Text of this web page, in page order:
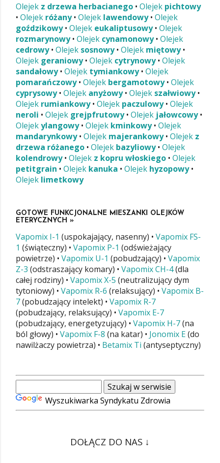
Olejek z drzewa herbacianego • Olejek pichtowy
• Olejek różany• Olejek lawendowy• Olejek
goździkowy• Olejek eukaliptusowy• Olejek
rozmarynowy• Olejek cynamonowy• Olejek
cedrowy• Olejek sosnowy• Olejek miętowy•
Olejek geraniowy• Olejek cytrynowy• Olejek
sandałowy• Olejek tymiankowy• Olejek
pomarańczowy• Olejek bergamotowy• Olejek
cyprysowy• Olejek anyżowy• Olejek szałwiowy•
Olejek rumiankowy• Olejek paczulowy• Olejek
neroli • Olejek grejpfrutowy• Olejek jałowcowy•
Olejekylangowy• Olejek kminkowy• Olejek
mandarynkowy• Olejek majerankowy• Olejek z
drzewa różanego • Olejek bazyliowy• Olejek
kolendrowy• Olejek z kopru włoskiego • Olejek
petitgrain • Olejek kanuka • Olejek hyzopowy•
Olejek limetkowy
GOTOWE FUNKCJONALNE MIESZANKI OLEJKÓW
ETERYCZNYCH »
Vapomix I-1 (uspokajający, nasenny) • Vapomix FS-
1 (świąteczny) • Vapomix P-1 (odświeżający
powietrze) • Vapomix U-1 (pobudzający) • Vapomix
Z-3 (odstraszający komary) • Vapomix CH-4(dla
całej rodziny) • Vapomix X-5 (neutralizujący dym
tytoniowy) • Vapomix R-6 (relaksujący) • Vapomix B-
7(pobudzający intelekt) • Vapomix R-7
(pobudzający, relaksujący) • Vapomix E-7
(pobudzający, energetyzujący) • Vapomix H-7(na
ból głowy) • Vapomix F-8 (na katar) • Jonomix E(do
nawilżaczy powietrza) • Betamix Ti (antyseptyczny)
Wyszukiwarka Syndykatu Zdrowia
DOŁĄCZ DO NAS ↓